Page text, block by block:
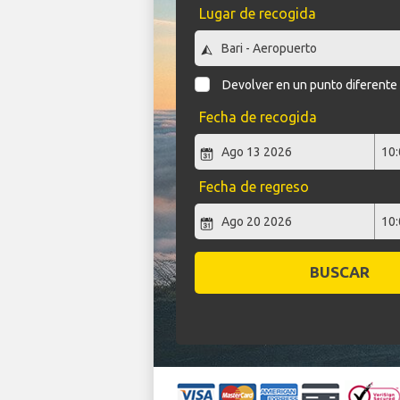
Lugar de recogida
Devolver en un punto diferente
Fecha de recogida
Fecha de regreso
BUSCAR